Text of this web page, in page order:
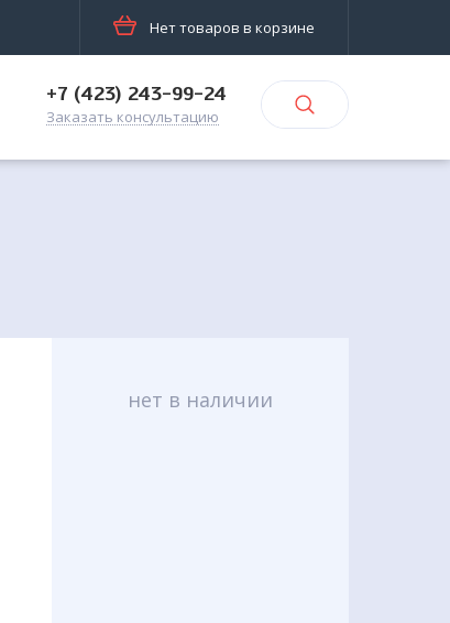
Нет товаров в корзине
+7 (423) 243-99-24
Заказать консультацию
нет в наличии